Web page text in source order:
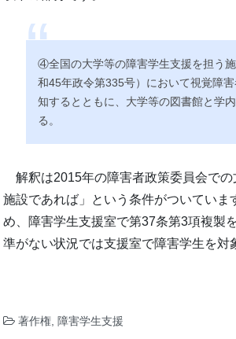
④全国の大学等の障害学生支援を担う
和45年政令第335号）において視覚障
知するとともに、大学等の図書館と学
る。
解釈は2015年の障害者政策委員会での
施設であれば」という条件がついてい
め、障害学生支援室で第37条第3項複製
準がない状況では支援室で障害学生を
著作権 障害学生支援